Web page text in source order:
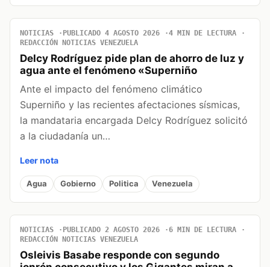
NOTICIAS PUBLICADO 4 AGOSTO 2026
4 MIN DE LECTURA
REDACCIÓN NOTICIAS VENEZUELA
Delcy Rodríguez pide plan de ahorro de luz y
agua ante el fenómeno «Superniño
Ante el impacto del fenómeno climático
Superniño y las recientes afectaciones sísmicas,
la mandataria encargada Delcy Rodríguez solicitó
a la ciudadanía un…
Leer nota
Agua Gobierno Politica Venezuela
NOTICIAS PUBLICADO 2 AGOSTO 2026
6 MIN DE LECTURA
REDACCIÓN NOTICIAS VENEZUELA
Osleivis Basabe responde con segundo